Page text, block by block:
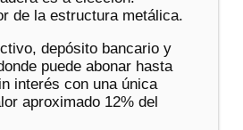
de la estructura metálica.
depósito bancario y
puede abonar hasta
interés con una única
aproximado 12% del